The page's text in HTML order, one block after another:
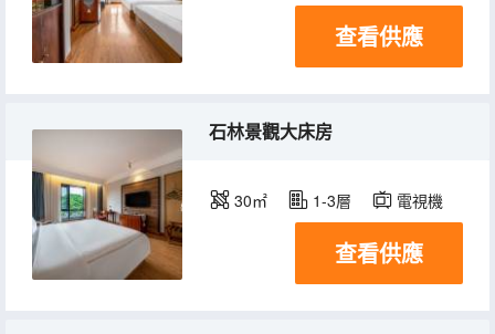
查看供應
石林景觀大床房
30㎡ 1-3層 電視機
查看供應